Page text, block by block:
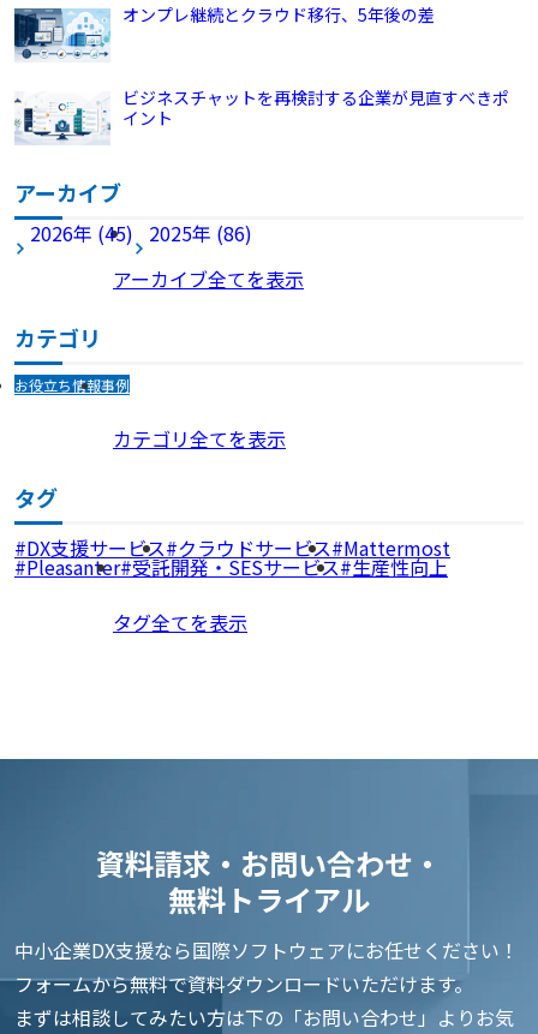
オンプレ継続とクラウド移行、5年後の差
ビジネスチャットを再検討する企業が見直すべきポ
イント
アーカイブ
2026年 (45)
2025年 (86)
アーカイブ全てを表示
カテゴリ
お役立ち情報事例
カテゴリ全てを表示
タグ
DX支援サービス クラウドサービス Mattermost
Pleasanter 受託開発・SESサービス 生産性向上
タグ全てを表示
資料請求・お問い合わせ・
無料トライアル
中小企業DX支援なら国際ソフトウェアにお任せください！
フォームから無料で資料ダウンロードいただけます。
まずは相談してみたい方は下の「お問い合わせ」よりお気